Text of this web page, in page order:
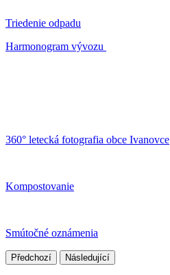
Triedenie odpadu
Harmonogram vývozu
360° letecká fotografia obce Ivanovce
Kompostovanie
Smútočné oznámenia
Předchozí Následující